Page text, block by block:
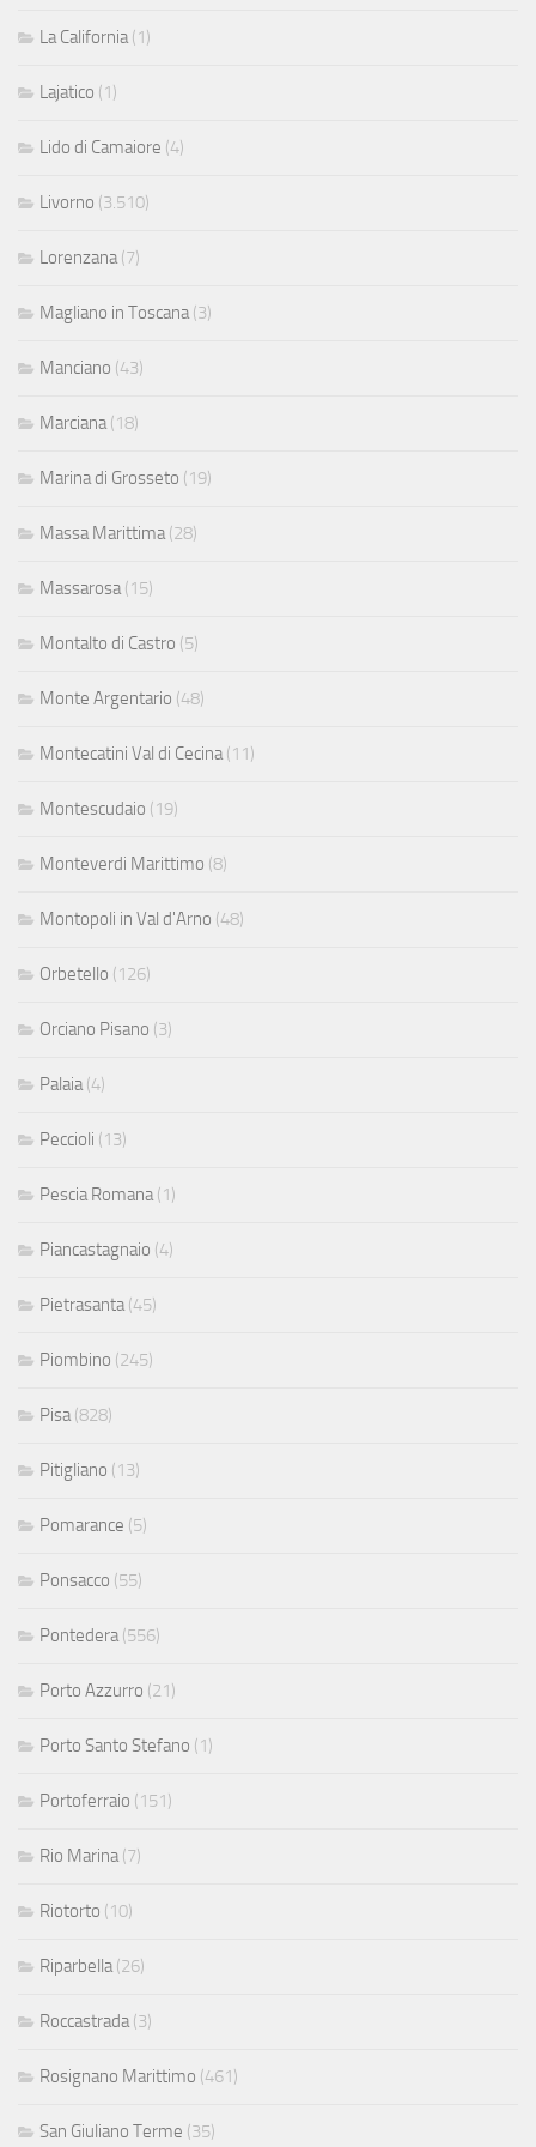
La California (1)
Lajatico (1)
Lido di Camaiore (4)
Livorno (3.510)
Lorenzana (7)
Magliano in Toscana (3)
Manciano (43)
Marciana (18)
Marina di Grosseto (19)
Massa Marittima (28)
Massarosa (15)
Montalto di Castro (5)
Monte Argentario (48)
Montecatini Val di Cecina (11)
Montescudaio (19)
Monteverdi Marittimo (8)
Montopoli in Val d'Arno (48)
Orbetello (126)
Orciano Pisano (3)
Palaia (4)
Peccioli (13)
Pescia Romana (1)
Piancastagnaio (4)
Pietrasanta (45)
Piombino (245)
Pisa (828)
Pitigliano (13)
Pomarance (5)
Ponsacco (55)
Pontedera (556)
Porto Azzurro (21)
Porto Santo Stefano (1)
Portoferraio (151)
Rio Marina (7)
Riotorto (10)
Riparbella (26)
Roccastrada (3)
Rosignano Marittimo (461)
San Giuliano Terme (35)